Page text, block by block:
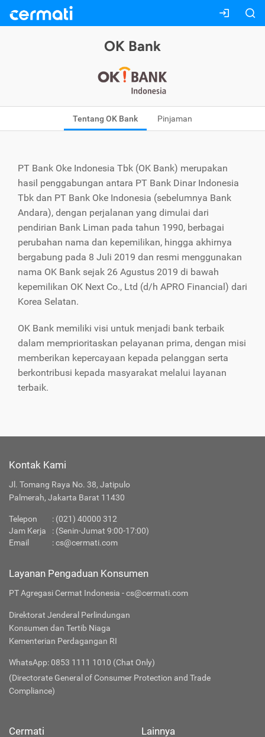
OK Bank
Tentang OK Bank Pinjaman
PT Bank Oke Indonesia Tbk (OK Bank) merupakan
hasil penggabungan antara PT Bank Dinar Indonesia
Tbk dan PT Bank Oke Indonesia (sebelumnya Bank
Andara), dengan perjalanan yang dimulai dari
pendirian Bank Liman pada tahun 1990, berbagai
perubahan nama dan kepemilikan, hingga akhirnya
bergabung pada 8 Juli 2019 dan resmi menggunakan
nama OK Bank sejak 26 Agustus 2019 di bawah
kepemilikan OK Next Co., Ltd (d/h APRO Financial) dari
Korea Selatan.
OK Bank memiliki visi untuk menjadi bank terbaik
dalam memprioritaskan pelayanan prima, dengan misi
memberikan kepercayaan kepada pelanggan serta
berkontribusi kepada masyarakat melalui layanan
terbaik.
Kontak Kami
Jl. Tomang Raya No. 38, Jatipulo
Palmerah, Jakarta Barat 11430
Telepon : (021) 40000 312
Jam Kerja
: (Senin-Jumat 9:00-17:00)
Email
:cs@cermati.com
Layanan Pengaduan Konsumen
PT Agregasi Cermat Indonesia - cs@cermati.com
Direktorat Jenderal Perlindungan
Konsumen dan Tertib Niaga
Kementerian Perdagangan RI
WhatsApp: 0853 1111 1010 (Chat Only)
(Directorate General of Consumer Protection and Trade
Compliance)
Cermati Lainnya